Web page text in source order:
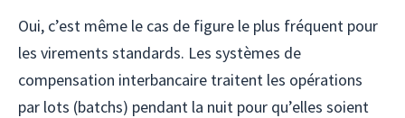
Oui, c’est même le cas de figure le plus fréquent pour
les virements standards. Les systèmes de
compensation interbancaire traitent les opérations
par lots (batchs) pendant la nuit pour qu’elles soient